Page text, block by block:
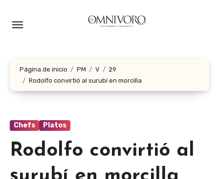
Página de inicio PM V
29
Rodolfo convirtió al surubí en morcilla
Chefs Platos
Rodolfo convirtió al